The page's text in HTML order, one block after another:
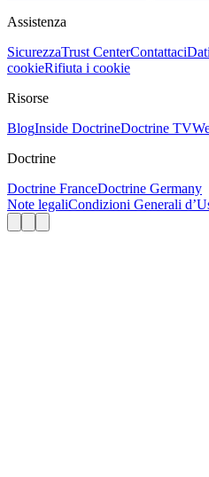
Assistenza
SicurezzaTrust CenterContattaci
cookieRifiuta i cookie
Risorse
BlogInside DoctrineDoctrine TV
Doctrine
Doctrine FranceDoctrine Germany
Note legaliCondizioni Generali